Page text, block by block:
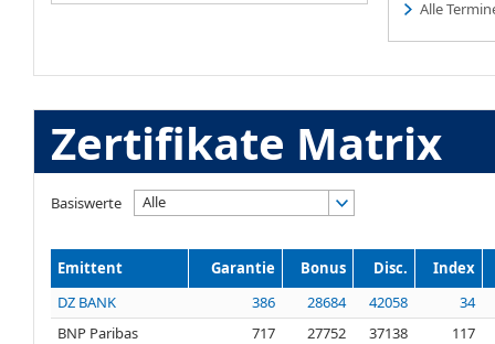
Alle
Zertifikate Matrix
Basiswerte Alle
Emittent Garantie Bonus Disc.
Index
DZ BANK
386 28684 42058
34
BNP Paribas
717 27752 37138
117